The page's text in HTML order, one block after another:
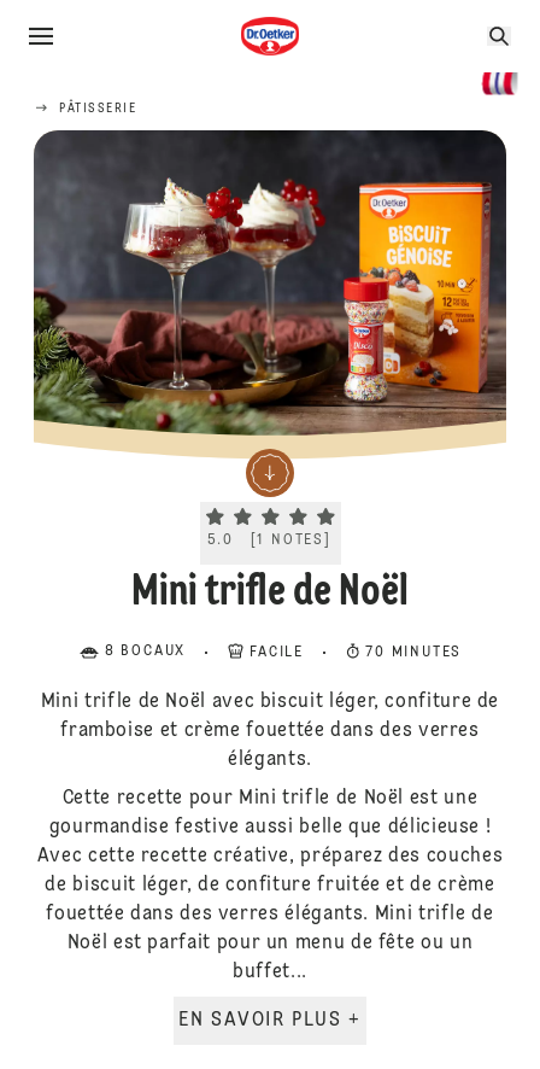
PÂTISSERIE
Current rating 5.0. Click to rate.
5.0 [1 NOTES
Mini trifle de Noël
8 BOCAUX FACILE 70 MINUTES
Mini trifle de Noël avec biscuit léger, confiture de
framboise et crème fouettée dans des verres
élégants.
Cette recette pour Mini trifle de Noël est une
gourmandise festive aussi belle que délicieuse !
Avec cette recette créative, préparez des couches
de biscuit léger, de confiture fruitée et de crème
fouettée dans des verres élégants. Mini trifle de
Noël est parfait pour un menu de fête ou un
buffet...
EN SAVOIR PLUS +